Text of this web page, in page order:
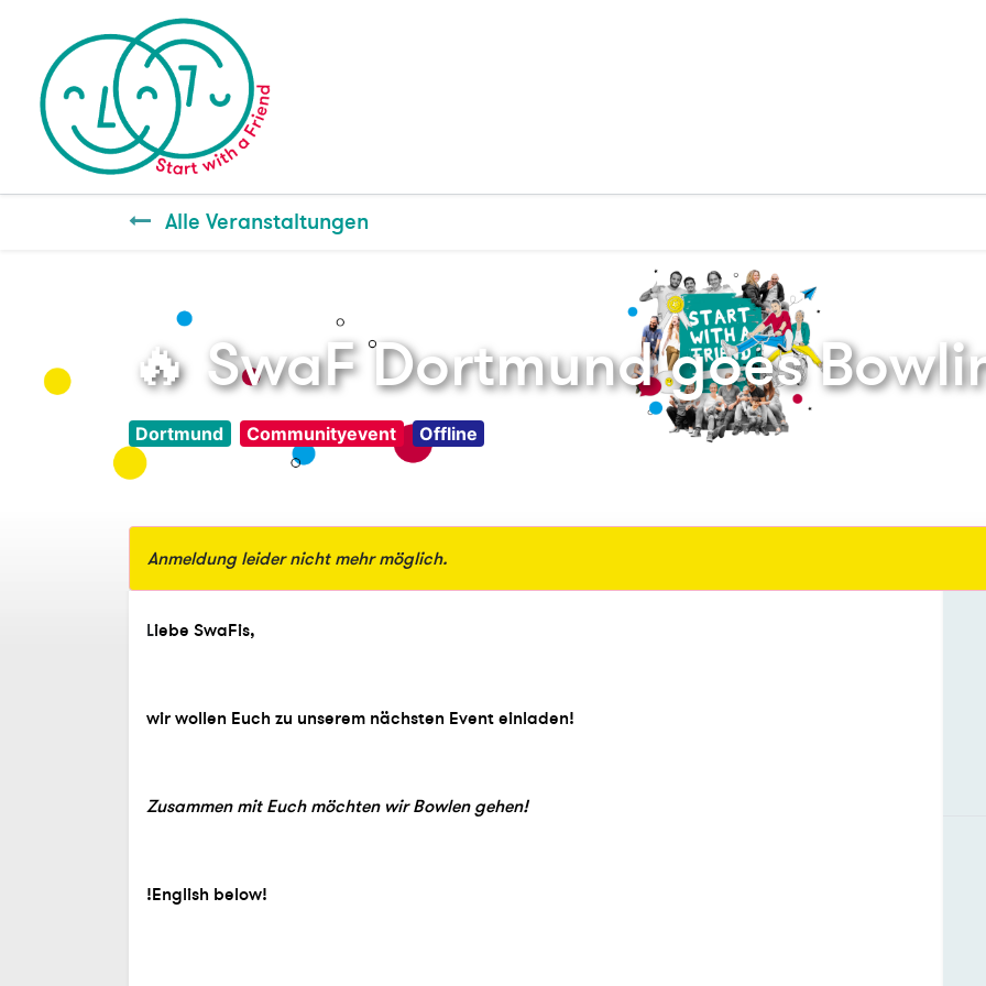
Alle Veranstaltungen
🔥 SwaF Dortmund goes
Dortmund Communityevent Offline
Anmeldung leider nicht mehr möglich.
Liebe SwaFis,
wir wollen Euch zu unserem nächsten Event einladen!
Zusammen mit Euch möchten wir Bowlen gehen!
!English below!